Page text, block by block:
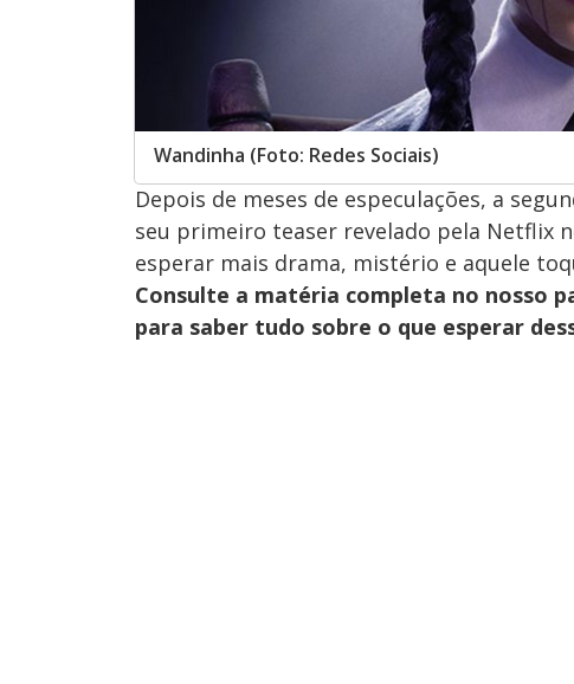
Wandinha (Foto: Redes Sociais)
Depois de meses de especulações, a
seu primeiro teaser revelado pela Netflix
esperar mais drama, mistério e aquele
Consulte a matéria completa no nosso
para saber tudo sobre o que esperar